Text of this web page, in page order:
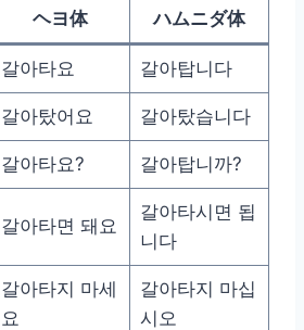
ヘヨ体 ハムニダ体
갈아타요 갈아탑니다
갈아탔어요 갈아탔습니다
갈아타요? 갈아탑니까?
갈아타면 돼요
갈아타시면 됩
니다
갈아타지 마세
요
갈아타지 마십
시오